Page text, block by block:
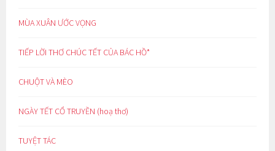
MÙA XUÂN ƯỚC VỌNG
TIẾP LỜI THƠ CHÚC TẾT CỦA BÁC HỒ*
CHUỘT VÀ MÈO
NGÀY TẾT CỔ TRUYỀN (hoạ thơ)
TUYỆT TÁC